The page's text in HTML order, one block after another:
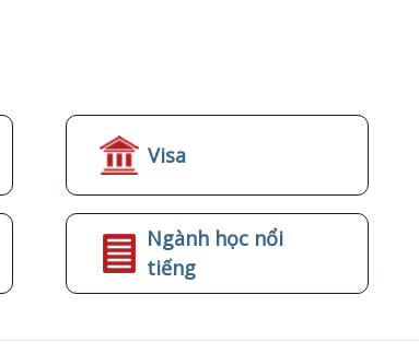
Visa
Ngành học nổi
tiếng